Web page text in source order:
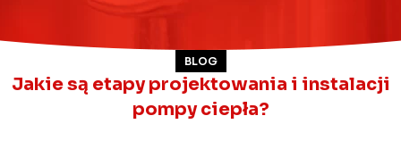
BLOG
Jakie są etapy projektowania i instalacji
pompy ciepła?